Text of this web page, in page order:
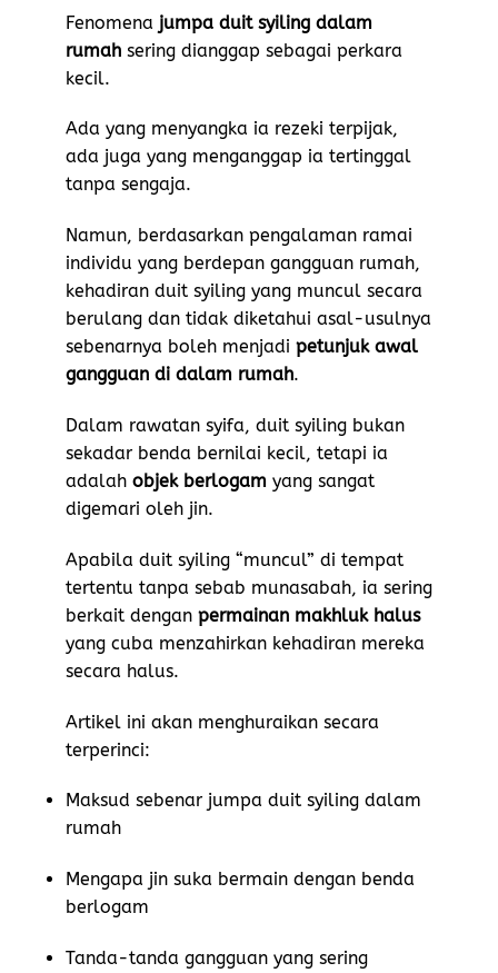
Fenomena jumpa duit syiling dalam
rumah sering dianggap sebagai perkara
kecil.
Ada yang menyangka ia rezeki terpijak,
ada juga yang menganggap ia tertinggal
tanpa sengaja.
Namun, berdasarkan pengalaman ramai
individu yang berdepan gangguan rumah,
kehadiran duit syiling yang muncul secara
berulang dan tidak diketahui asal-usulnya
sebenarnya boleh menjadi petunjuk awal
gangguan di dalam rumah.
Dalam rawatan syifa, duit syiling bukan
sekadar benda bernilai kecil, tetapi ia
adalah objek berlogam yang sangat
digemari oleh jin.
Apabila duit syiling “muncul” di tempat
tertentu tanpa sebab munasabah, ia sering
berkait dengan permainan makhluk halus
yang cuba menzahirkan kehadiran mereka
secara halus.
Artikel ini akan menghuraikan secara
terperinci:
Maksud sebenar jumpa duit syiling dalam
rumah
Mengapa jin suka bermain dengan benda
berlogam
Tanda-tanda gangguan yang sering